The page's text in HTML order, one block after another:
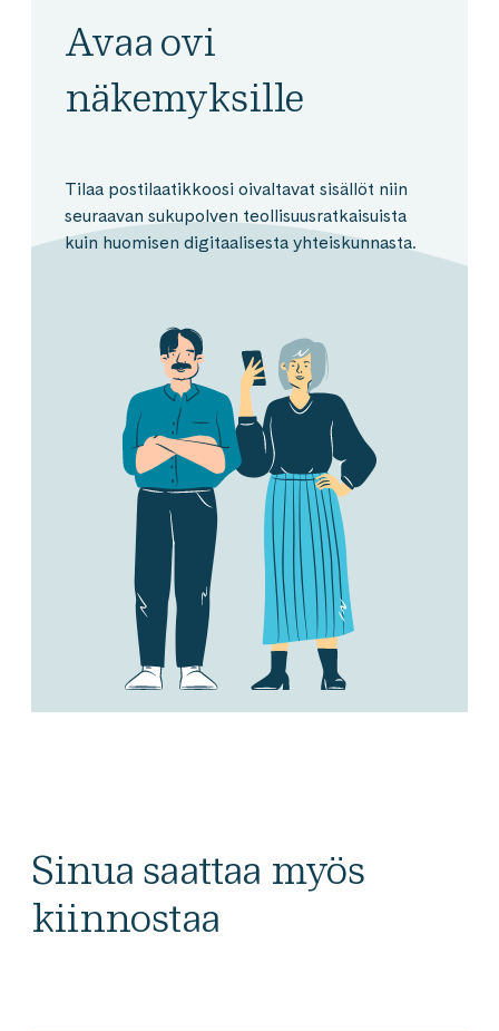
Avaa ovi
näkemyksille
Tilaa postilaatikkoosi oivaltavat sisällöt niin
seuraavan sukupolven teollisuusratkaisuista
kuin huomisen digitaalisesta yhteiskunnasta.
Sinua saattaa myös
kiinnostaa